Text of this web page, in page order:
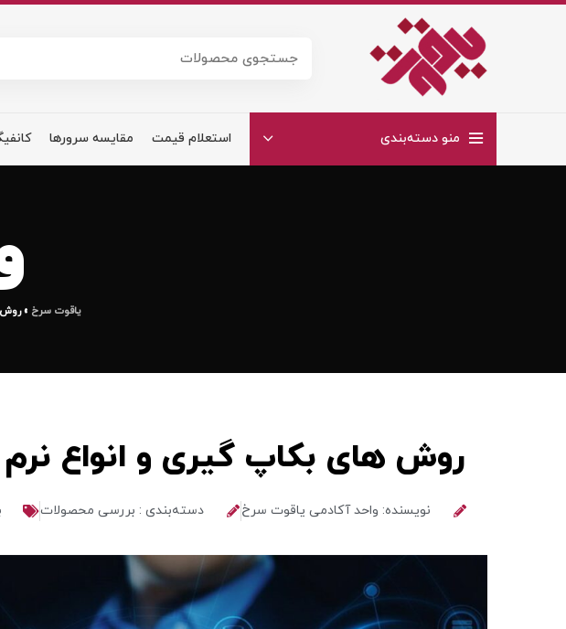
منو دسته‌بندی استعلام قیمت مقایسه سرورها
یاقوت سرخ »روش
روش های بکاپ گیری و انواع نرم
نویسنده: واحد آکادمی یاقوت سرخ دسته‌بندی : بررسی محصولات